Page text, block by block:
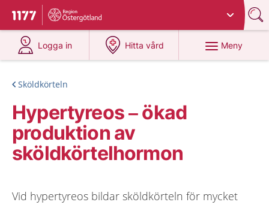
Till startsidan för 1177
Du har valt region
Logga in
på 1177.se
Hitta vård
på 1177.se
Meny
Sköldkörteln
Hypertyreos – ökad
produktion av
sköldkörtelhormon
Vid hypertyreos bildar sköldkörteln för mycket